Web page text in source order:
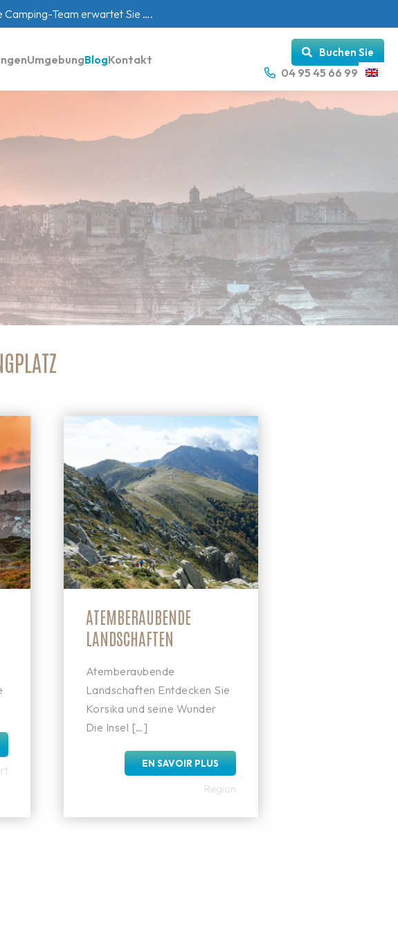
Camping-Team erwartet Sie ….
UmgebungBlogKontakt
04 95 45 66 99
Buchen Sie
ATEMBERAUBENDE
LANDSCHAFTEN
Atemberaubende
Landschaften Entdecken Sie
Korsika und seine Wunder
Die Insel […]
EN SAVOIR PLUS
Region